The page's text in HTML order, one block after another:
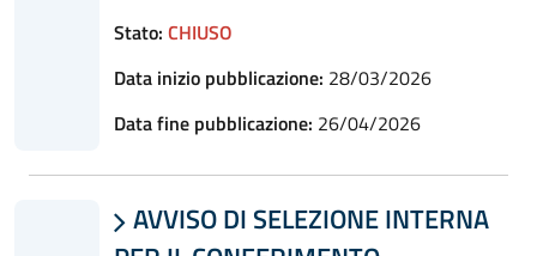
Stato: CHIUSO
Data inizio pubblicazione: 28/03/2026
Data fine pubblicazione: 26/04/2026
 AVVISO DI SELEZIONE INTERNA